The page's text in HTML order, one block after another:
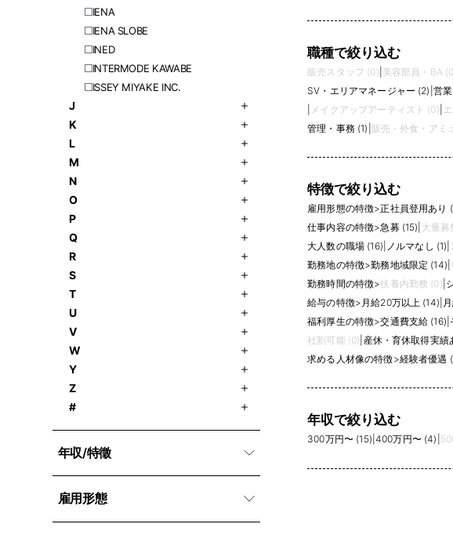
IENA
IENA SLOBE
INED
INTERMODE KAWABE
ISSEY MIYAKE INC.
J
K
L
M
N
O
P
Q
R
S
T
U
V
W
Y
Z
#
年収/特徵
雇用形態
職種で絞り込む
販売スタッフ (0) 美容部員・BA
SV・エリアマネージャー (2) 営
メイクアップアーティスト (0)
管理・事務 (1) 販売・外食・アミ
特徴で絞り込む
雇用形態の特徴>正社員登用あり
仕事内容の特徴>急募 (15) 大量募
大人数の職場 (16) ノルマなし (1)
勤務地の特徴>勤務地域限定 (14)
勤務時間の特徴>扶養内勤務 (0)
給与の特徴> 月給20万以上 (14)
福利厚生の特徴>交通費支給 (16)
社割可能 (0) 産休・育休取得実績
求める人材像の特徴>経験者優遇
年収で絞り込む
300万円〜 (15) 400万円〜 (4)